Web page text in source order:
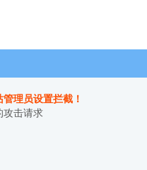
理员设置拦截！
攻击请求